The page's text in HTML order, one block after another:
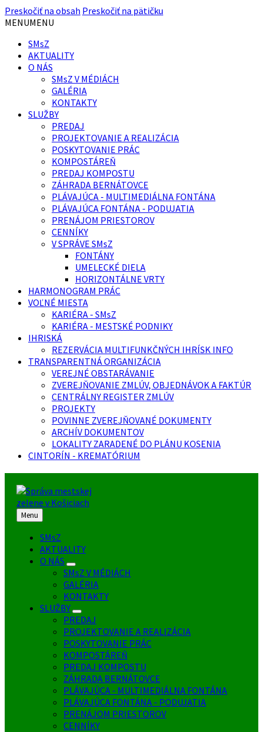
Preskočiť na obsah Preskočiť na pätičku
MENUMENU
SMsZ
AKTUALITY
O NÁS
SMsZ V MÉDIÁCH
GALÉRIA
KONTAKTY
SLUŽBY
PREDAJ
PROJEKTOVANIE A REALIZÁCIA
POSKYTOVANIE PRÁC
KOMPOSTÁREŇ
PREDAJ KOMPOSTU
ZÁHRADA BERNÁTOVCE
PLÁVAJÚCA - MULTIMEDIÁLNA FONTÁNA
PLÁVAJÚCA FONTÁNA - PODUJATIA
PRENÁJOM PRIESTOROV
CENNÍKY
V SPRÁVE SMsZ
FONTÁNY
UMELECKÉ DIELA
HORIZONTÁLNE VRTY
HARMONOGRAM PRÁC
VOĽNÉ MIESTA
KARIÉRA - SMsZ
KARIÉRA - MESTSKÉ PODNIKY
IHRISKÁ
REZERVÁCIA MULTIFUNKČNÝCH IHRÍSK INFO
TRANSPARENTNÁ ORGANIZÁCIA
VEREJNÉ OBSTARÁVANIE
ZVEREJŇOVANIE ZMLÚV, OBJEDNÁVOK A FAKTÚR
CENTRÁLNY REGISTER ZMLÚV
PROJEKTY
POVINNE ZVEREJŇOVANÉ DOKUMENTY
ARCHÍV DOKUMENTOV
LOKALITY ZARADENÉ DO PLÁNU KOSENIA
CINTORÍN - KREMATÓRIUM
Menu
SMsZ
AKTUALITY
O NÁS
SMsZ V MÉDIÁCH
GALÉRIA
KONTAKTY
SLUŽBY
PREDAJ
PROJEKTOVANIE A REALIZÁCIA
POSKYTOVANIE PRÁC
KOMPOSTÁREŇ
PREDAJ KOMPOSTU
ZÁHRADA BERNÁTOVCE
PLÁVAJÚCA - MULTIMEDIÁLNA FONTÁNA
PLÁVAJÚCA FONTÁNA - PODUJATIA
PRENÁJOM PRIESTOROV
CENNÍKY